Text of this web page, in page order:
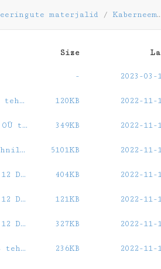
materjalid / Kaberneeme küla, Rahvamaja tee 12
Size
- 2023-
120KB 2022-
349KB 2022-
5101KB 2022-
404KB 2022-
121KB 2022-
327KB 2022-
236KB 2022-